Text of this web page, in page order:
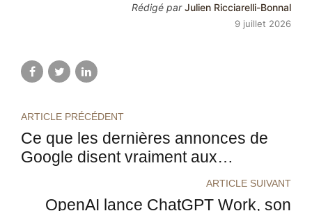
Rédigé parJulien Ricciarelli-Bonnal
9 juillet 2026
ARTICLE PRÉCÉDENT
Ce que les dernières annonces de
Google disent vraiment aux
ARTICLE SUIVANT
OpenAI lance ChatGPT Work, son